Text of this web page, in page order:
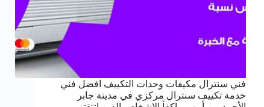
فني سنترال مكيفات وحدات التكييف افضل فني
خدمة تكييف سنترال مركزي في مدينة جابر